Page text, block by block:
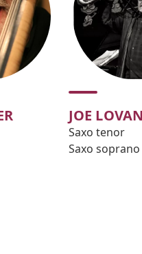
JOE
Saxo tenor
Saxo soprano